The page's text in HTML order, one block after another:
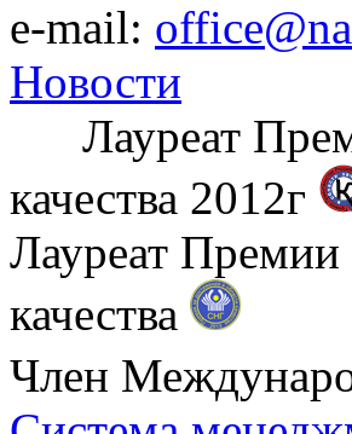
e-mail:
Новости
Лауреат
качества 2012г
Лауреат Премии
качества
Член